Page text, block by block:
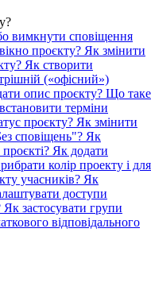
вимкнути сповіщення
проєкту? Як змінити
Як створити
(«офісний»)
опис проєкту? Що таке
терміни
проєкту? Як змінити
сповіщень"? Як
Як додати
колір проекту і для
учасників? Як
доступи
Як застосувати групи
відповідального